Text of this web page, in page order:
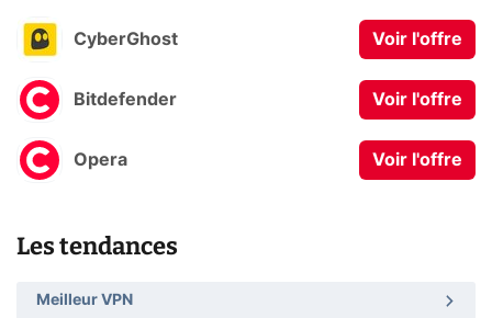
CyberGhost Voir l'offre
Bitdefender Voir l'offre
Opera Voir l'offre
Les tendances
Meilleur VPN